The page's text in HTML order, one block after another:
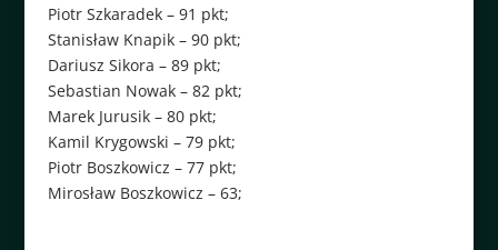
Piotr Szkaradek – 91 pkt;
Stanisław Knapik – 90 pkt;
Dariusz Sikora – 89 pkt;
Sebastian Nowak – 82 pkt;
Marek Jurusik – 80 pkt;
Kamil Krygowski – 79 pkt;
Piotr Boszkowicz – 77 pkt;
Mirosław Boszkowicz – 63;